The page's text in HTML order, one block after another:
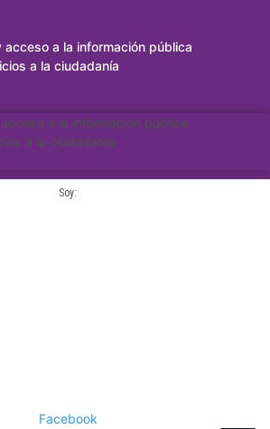
acceso a la información pública
a la ciudadanía
a la información pública
a la ciudadanía
Soy:
Facebook